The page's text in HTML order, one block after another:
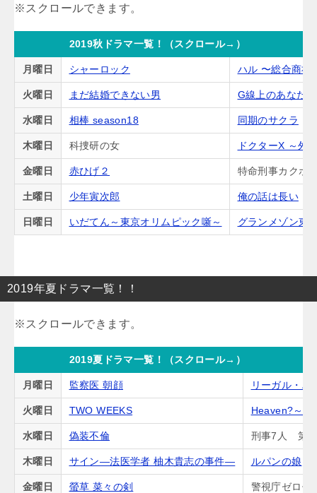
2019秋ドラマ一覧！（スクロール→）
月曜日 シャーロック ハル 〜総合商社
火曜日 まだ結婚できない男 G線上のあなた
水曜日 相棒 season18 同期のサクラ
木曜日 科捜研の女 ドクターX ～外
金曜日 赤ひげ２ 特命刑事カクホ
土曜日 少年寅次郎 俺の話は長い
日曜日 いだてん～東京オリムピック噺～ グランメゾン東
2019年夏ドラマ一覧！！
2019夏ドラマ一覧！（スクロール→）
月曜日 監察医 朝顔 リーガル・ハ
火曜日 TWO WEEKS Heaven?～ご
水曜日 偽装不倫 刑事7人 第5
木曜日 サイン―法医学者 柚木貴志の事件― ルパンの娘
金曜日 螢草 菜々の剣 警視庁ゼロ係